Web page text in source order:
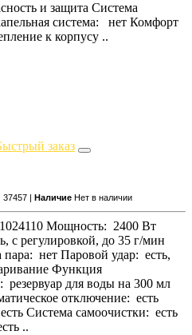
и защита Система
система: нет Комфорт
к корпусу ..
заказ
37457 | Наличие Нет в наличии
Мощность: 2400 Вт
с регулировкой, до 35 г/мин
пара: нет Паровой удар: есть,
Функция
для воды на 300 мл
отключение: есть
Система самоочистки: есть
..